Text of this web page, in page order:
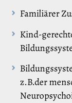
Familiärer
Kind-
z.B.der